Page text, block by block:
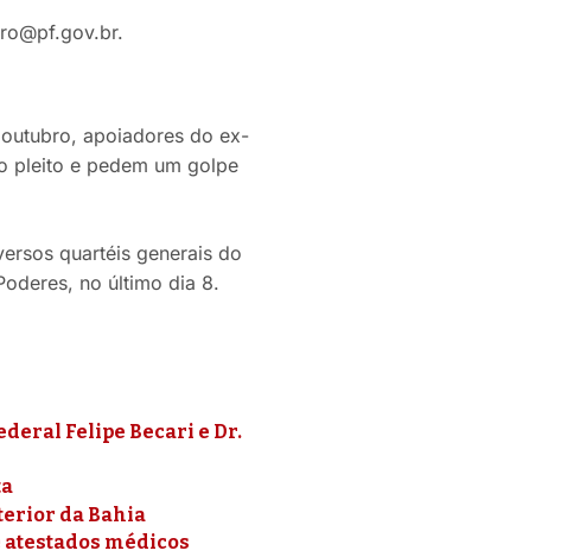
apoiadores do ex-
pleito e pedem um golpe
quartéis generais do
no último dia 8.
Felipe Becari e Dr.
da Bahia
atestados médicos